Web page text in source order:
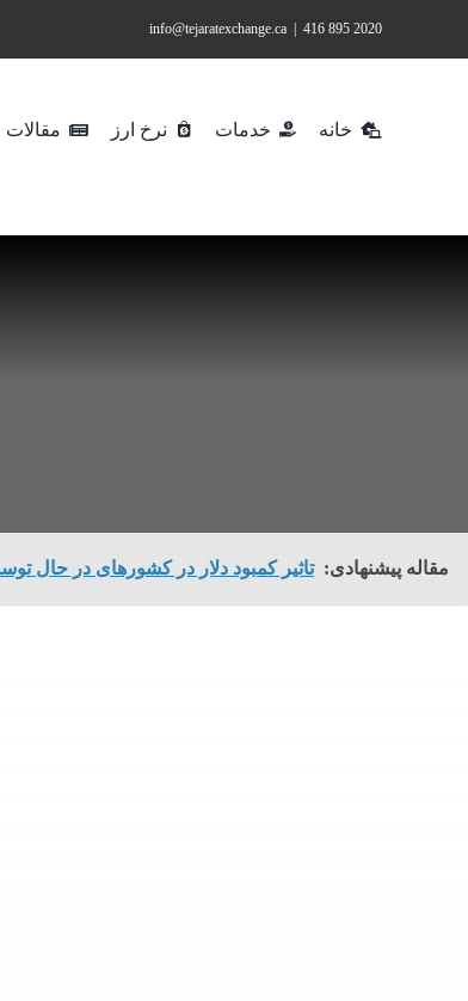
2020 895 416
info@tejaratexchange.ca
خانه خدمات نرخ ارز مقالات
مقاله پیشنهادی: تاثیر کمبود دلار در کشورهای در حال